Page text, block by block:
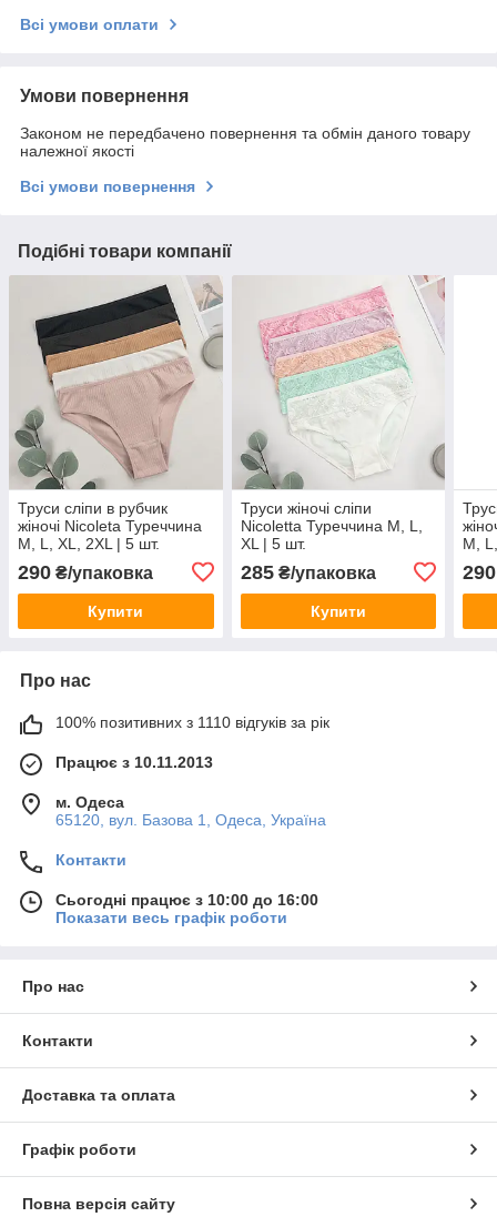
Всі умови оплати
Умови повернення
Законом не передбачено повернення та обмін даного товару
належної якості
Всі умови повернення
Подібні товари компанії
Труси сліпи в рубчик
жіночі Nicoleta Туреччина
M, L, XL, 2XL | 5 шт.
290 ₴/упаковка
Купити
Труси жіночі сліпи
Nicoletta Туреччина M, L,
XL | 5 шт.
285₴/упаковка
Купити
M,
290
Про нас
100% позитивних з 1110 відгуків за рік
Працює з 10.11.2013
м. Одеса
65120, вул. Базова 1, Одеса, Україна
Контакти
Сьогодні працює з 10:00 до 16:00
Показати весь графік роботи
Про нас
Контакти
Доставка та оплата
Графік роботи
Повна версія сайту